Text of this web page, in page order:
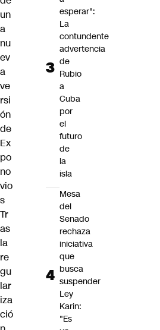
un
a
nu
ev
a
ve
rsi
ón
de
Ex
po
no
vio
s
Tr
as
la
re
gu
lar
iza
ció
esperar":
La
contundente
advertencia
de
Rubio
a
Cuba
por
el
futuro
de
la
isla
Mesa
del
Senado
rechaza
iniciativa
que
busca
suspender
Ley
Karin:
"Es